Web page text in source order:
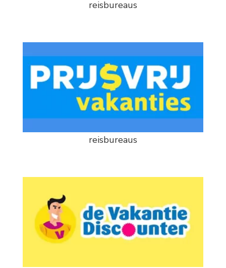
reisbureaus
reisbureaus